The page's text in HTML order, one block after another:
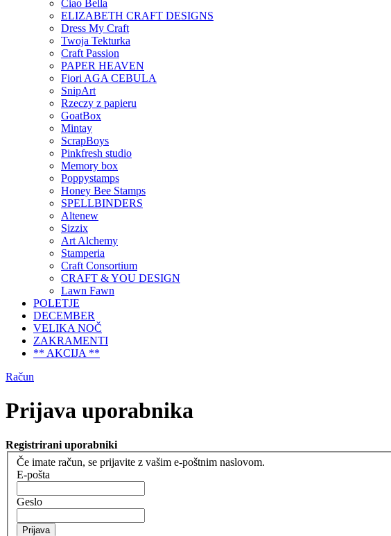
Ciao Bella
ELIZABETH CRAFT DESIGNS
Dress My Craft
Twoja Tekturka
Craft Passion
PAPER HEAVEN
Fiori AGA CEBULA
SnipArt
Rzeczy z papieru
GoatBox
Mintay
ScrapBoys
Pinkfresh studio
Memory box
Poppystamps
Honey Bee Stamps
SPELLBINDERS
Altenew
Sizzix
Art Alchemy
Stamperia
Craft Consortium
CRAFT & YOU DESIGN
Lawn Fawn
POLETJE
DECEMBER
VELIKA NOČ
ZAKRAMENTI
** AKCIJA **
Račun
Prijava uporabnika
Registrirani uporabniki
Če imate račun, se prijavite z vašim e-poštnim naslovom.
E-pošta
Geslo
Prijava